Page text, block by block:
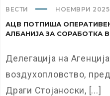
ВЕСТИ НОЕМВРИ 2025
АЦВ ПОТПИША
АЛБАНИЈА ЗА СОРАБОТКА
Делегација на
воздухопловство,
Драги Стојаноски, [...]